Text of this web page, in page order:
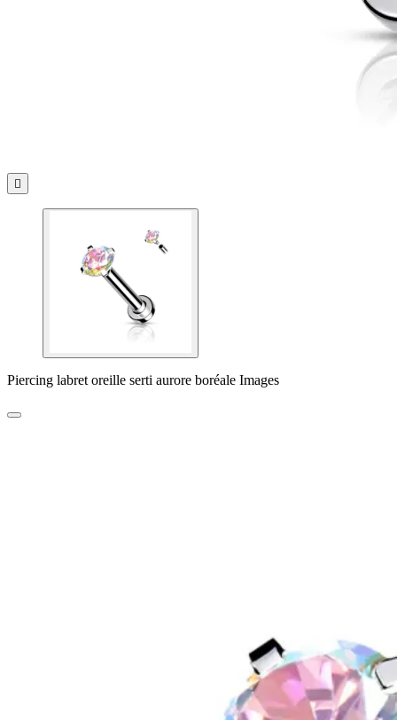

Piercing labret oreille serti aurore boréale Images